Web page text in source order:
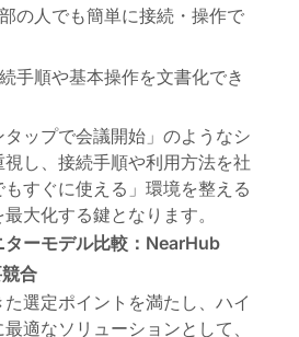
の人でも簡単に接続・操作で
手順や基本操作を文書化でき
タップで会議開始」のようなシ
し、接続手順や利用方法を社
すぐに使える」環境を整える
大化する鍵となります。
ターモデル比較：NearHub
合
選定ポイントを満たし、ハイ
適なソリューションとして、